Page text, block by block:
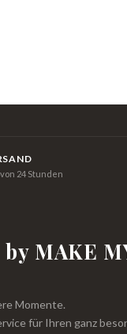
24 Stunden
MAKE
Momente.
für Ihren ganz